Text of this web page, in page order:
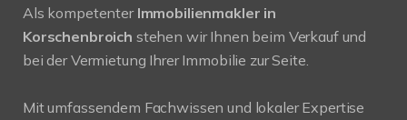
Als kompetenter Immobilienmakler in
Korschenbroich stehen wir Ihnen beim Verkauf und
bei der Vermietung Ihrer Immobilie zur Seite.
Mit umfassendem Fachwissen und lokaler Expertise